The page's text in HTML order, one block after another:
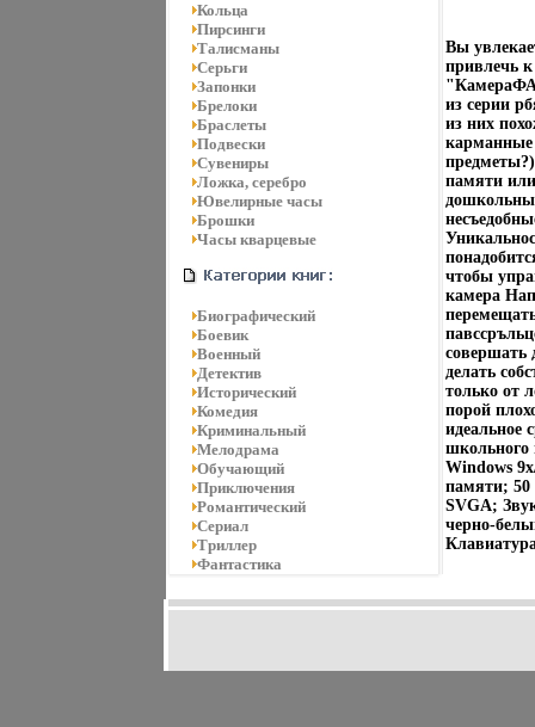
Кольца
Пирсинги
Талисманы
Серьги
Запонки
Брелоки
Браслеты
Подвески
Сувениры
Ложка, серебро
Ювелирные часы
Брошки
Часы кварцевые
Биографический
Боевик
Военный
Детектив
Исторический
Комедия
Криминальный
Мелодрама
Обучающий
Приключения
Романтический
Сериал
Триллер
Фантастика
Вы
привлечь
из серии
из них
карманные
памяти
чтобы
камера
совершать
делать
только от
порой
идеальное
школьного
Windows
памяти; 50
SVGA;
черно-